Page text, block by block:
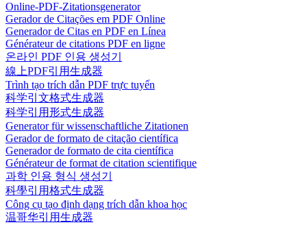
Online-PDF-Zitationsgenerator
Gerador de Citações em PDF Online
Generador de Citas en PDF en Línea
Générateur de citations PDF en ligne
온라인 PDF 인용 생성기
線上PDF引用生成器
Trình tạo trích dẫn PDF trực tuyến
科学引文格式生成器
科学引用形式生成器
Generator für wissenschaftliche Zitationen
Gerador de formato de citação científica
Generador de formato de cita científica
Générateur de format de citation scientifique
과학 인용 형식 생성기
科學引用格式生成器
Công cụ tạo định dạng trích dẫn khoa học
温哥华引用生成器